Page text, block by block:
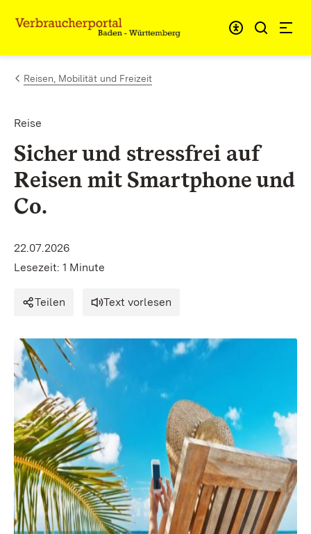
Zum Inhalt springen
Link zur Startseite
Reisen, Mobilität und Freizeit
Reise
Sicher und stressfrei auf
Reisen mit Smartphone und
Co.
22.07.2026
Lesezeit: 1 Minute
Teilen Text vorlesen